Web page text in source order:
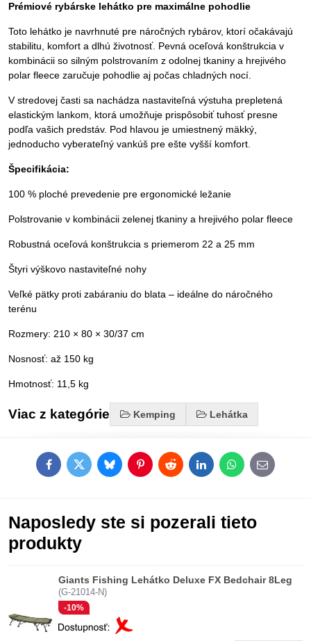
Prémiové rybárske lehátko pre maximálne pohodlie
Toto lehátko je navrhnuté pre náročných rybárov, ktorí očakávajú
stabilitu, komfort a dlhú životnosť. Pevná oceľová konštrukcia v
kombinácii so silným polstrovaním z odolnej tkaniny a hrejivého
polar fleece zaručuje pohodlie aj počas chladných nocí.
V stredovej časti sa nachádza nastaviteľná výstuha prepletená
elastickým lankom, ktorá umožňuje prispôsobiť tuhosť presne
podľa vašich predstáv. Pod hlavou je umiestnený mäkký,
jednoducho vyberateľný vankúš pre ešte vyšší komfort.
Špecifikácia:
100 % ploché prevedenie pre ergonomické ležanie
Polstrovanie v kombinácii zelenej tkaniny a hrejivého polar fleece
Robustná oceľová konštrukcia s priemerom 22 a 25 mm
Štyri výškovo nastaviteľné nohy
Veľké pätky proti zabáraniu do blata – ideálne do náročného
terénu
Rozmery: 210 × 80 × 30/37 cm
Nosnosť: až 150 kg
Hmotnosť: 11,5 kg
Viac z kategórie Kemping Lehátka
FacebookTwitterBlueskyPinterestRedditLinkedInWhatsApp
E-
mail
Naposledy ste si pozerali tieto
produkty
Giants Fishing Lehátko Deluxe FX Bedchair 8Leg
(G-21014-N)
-10%